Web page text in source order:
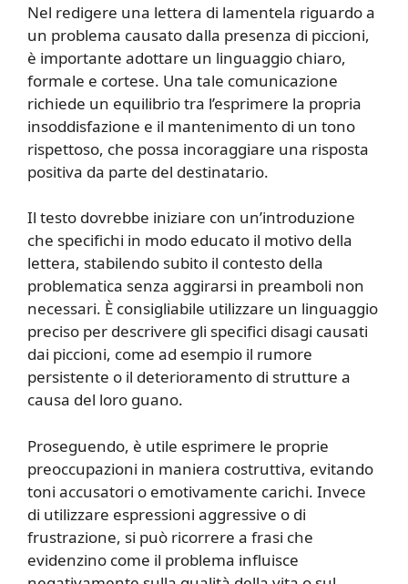
Nel redigere una lettera di lamentela riguardo a
un problema causato dalla presenza di piccioni,
è importante adottare un linguaggio chiaro,
formale e cortese. Una tale comunicazione
richiede un equilibrio tra l’esprimere la propria
insoddisfazione e il mantenimento di un tono
rispettoso, che possa incoraggiare una risposta
positiva da parte del destinatario.
Il testo dovrebbe iniziare con un’introduzione
che specifichi in modo educato il motivo della
lettera, stabilendo subito il contesto della
problematica senza aggirarsi in preamboli non
necessari. È consigliabile utilizzare un linguaggio
preciso per descrivere gli specifici disagi causati
dai piccioni, come ad esempio il rumore
persistente o il deterioramento di strutture a
causa del loro guano.
Proseguendo, è utile esprimere le proprie
preoccupazioni in maniera costruttiva, evitando
toni accusatori o emotivamente carichi. Invece
di utilizzare espressioni aggressive o di
frustrazione, si può ricorrere a frasi che
evidenzino come il problema influisce